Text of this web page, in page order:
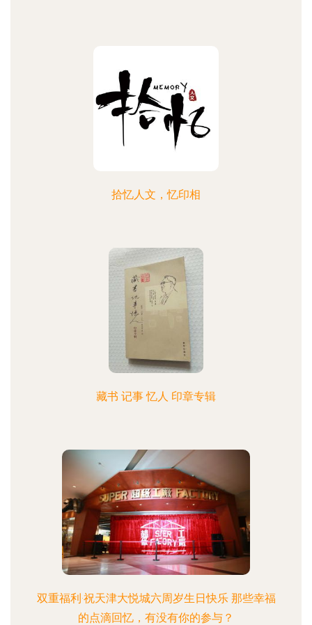
拾忆人文，忆印相
藏书 记事 忆人 印章专辑
双重福利·祝天津大悦城六周岁生日快乐 那些幸福
的点滴回忆，有没有你的参与？